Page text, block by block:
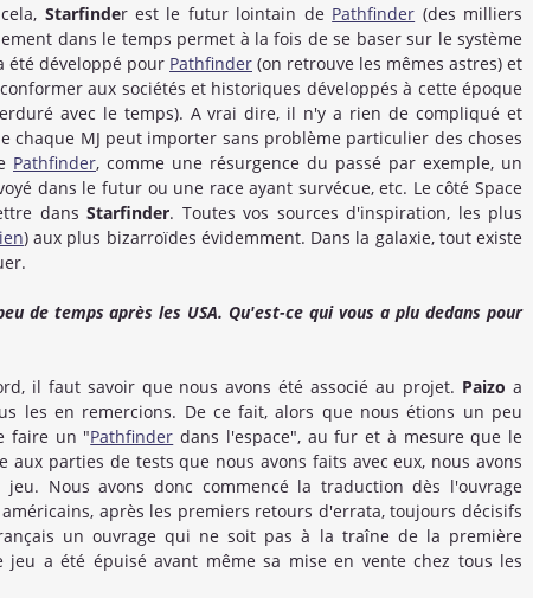
Starfinder est le futur lointain de Pathfinder (des milliers
dans le temps permet à la fois de se baser sur le système
été développé pour Pathfinder (on retrouve les mêmes astres) et
aux sociétés et historiques développés à cette époque
avec le temps). A vrai dire, il n'y a rien de compliqué et
chaque MJ peut importer sans problème particulier des choses
Pathfinder, comme une résurgence du passé par exemple, un
dans le futur ou une race ayant survécue, etc. Le côté Space
dans Starfinder. Toutes vos sources d'inspiration, les plus
) aux plus bizarroïdes évidemment. Dans la galaxie, tout existe
de temps après les USA. Qu'est-ce qui vous a plu dedans pour
il faut savoir que nous avons été associé au projet. Paizo a
les en remercions. De ce fait, alors que nous étions un peu
faire un "Pathfinder dans l'espace", au fur et à mesure que le
aux parties de tests que nous avons faits avec eux, nous avons
Nous avons donc commencé la traduction dès l'ouvrage
après les premiers retours d'errata, toujours décisifs
un ouvrage qui ne soit pas à la traîne de la première
jeu a été épuisé avant même sa mise en vente chez tous les